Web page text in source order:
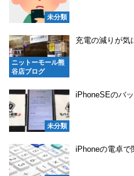
未分類
ニットーモール熊
谷店ブログ
充電の減りが気
未分類
iPhoneSEのバ
iPhoneの電卓で